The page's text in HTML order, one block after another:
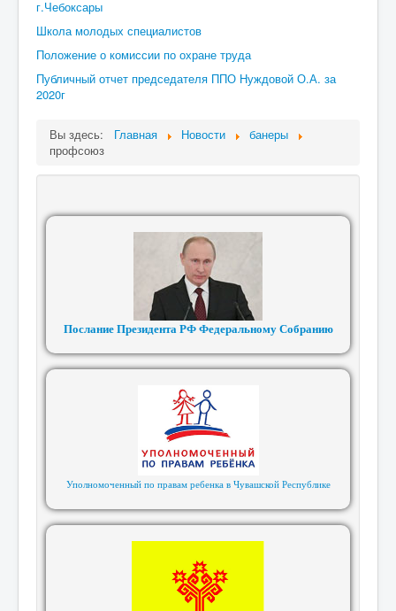
г.Чебоксары
Школа молодых специалистов
Положение о комиссии по охране труда
Публичный отчет председателя ППО Нуждовой О.А. за
2020г
Вы здесь: Главная Новости
банеры
профсоюз
Послание Президента РФ Федеральному Собранию
Уполномоченный по правам ребенка в Чувашской Республике